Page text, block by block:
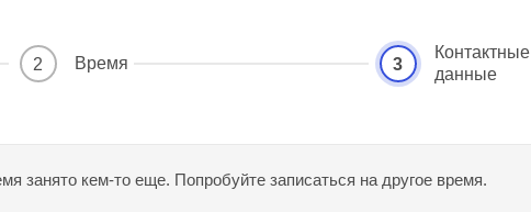
2 Время 3
Контактные
данные
занято кем-то еще. Попробуйте записаться на другое время.